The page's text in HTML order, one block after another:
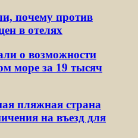
почему против
в отелях
о возможности
море за 19 тысяч
пляжная страна
на въезд для